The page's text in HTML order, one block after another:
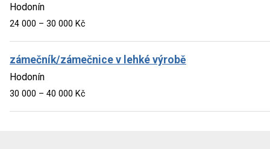
Hodonín
24 000 – 30 000 Kč
zámečník/zámečnice v lehké výrobě
Hodonín
30 000 – 40 000 Kč